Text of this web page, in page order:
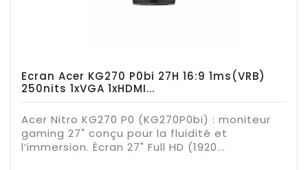
Ecran Acer KG270 P0bi 27H 16:9 1ms(VRB)
250nits 1xVGA 1xHDMI...
Acer Nitro KG270 P0 (KG270P0bi) : moniteur
gaming 27" conçu pour la fluidité et
l’immersion. Écran 27" Full HD (1920...